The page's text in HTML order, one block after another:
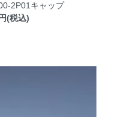
2P01キャップ
(税込)